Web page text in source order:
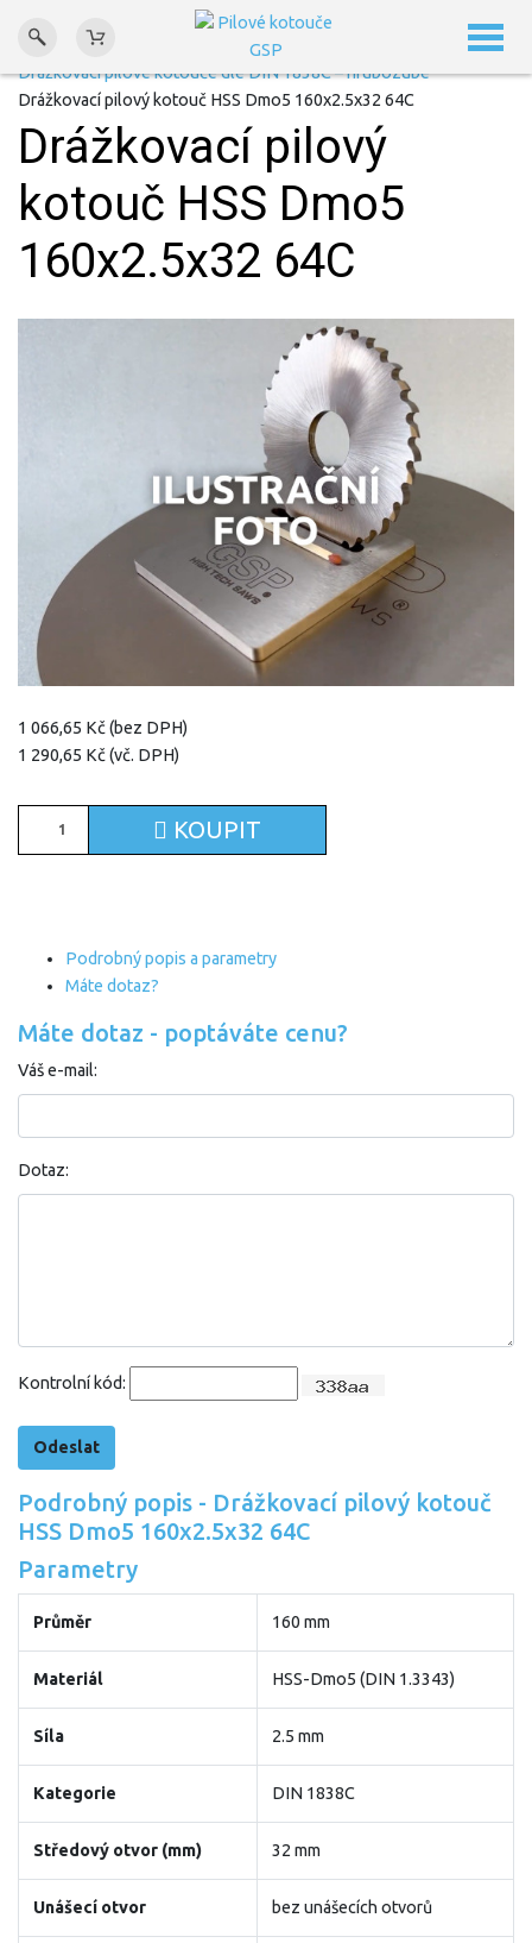
Drážkovací pilové kotouče
Drážkovací pilové kotouče dle DIN 1838C – hrubozubé
Drážkovací pilový kotouč HSS Dmo5 160x2.5x32 64C
Drážkovací pilový
kotouč HSS Dmo5
160x2.5x32 64C
1 066,65 Kč (bez DPH)
1 290,65 Kč (vč. DPH)
KOUPIT
Podrobný popis a parametry
Máte dotaz?
Máte dotaz - poptáváte cenu?
Váš e-mail:
Dotaz:
Kontrolní kód:
Podrobný popis - Drážkovací pilový kotouč
HSS Dmo5 160x2.5x32 64C
Parametry
Průměr 160 mm
Materiál HSS-Dmo5 (DIN 1.3343)
Síla 2.5 mm
Kategorie DIN 1838C
Středový otvor (mm) 32 mm
Unášecí otvor bez unášecích otvorů